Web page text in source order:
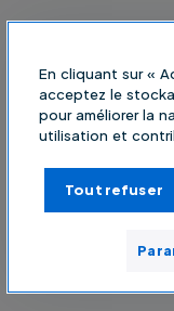
En cliquant sur «
acceptez le
pour améliorer la
utilisation et
Tout refuser